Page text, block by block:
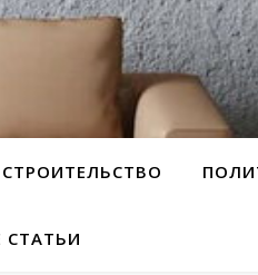
СТРОИТЕЛЬСТВО
СТАТЬИ